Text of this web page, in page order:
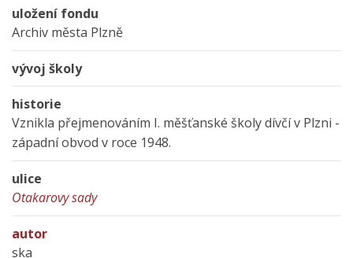
uložení fondu
Archiv města Plzně
vývoj školy
historie
Vznikla přejmenováním I. měšťanské školy dívčí v Plzni -
západní obvod v roce 1948.
ulice
Otakarovy sady
autor
ska